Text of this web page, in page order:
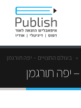
» בעולם החצויים – יפה תורגמן
יפה תורגמן